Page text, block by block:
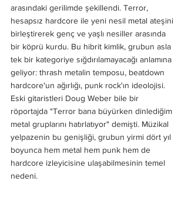
arasındaki gerilimde şekillendi. Terror,
hesapsız hardcore ile yeni nesil metal ateşini
birleştirerek genç ve yaşlı nesiller arasında
bir köprü kurdu. Bu hibrit kimlik, grubun asla
tek bir kategoriye sığdırılamayacağı anlamına
geliyor: thrash metalin temposu, beatdown
hardcore'un ağırlığı, punk rock'ın ideolojisi.
Eski gitaristleri Doug Weber bile bir
röportajda "Terror bana büyürken dinlediğim
metal gruplarını hatırlatıyor" demişti. Müzikal
yelpazenin bu genişliği, grubun yirmi dört yıl
boyunca hem metal hem punk hem de
hardcore izleyicisine ulaşabilmesinin temel
nedeni.